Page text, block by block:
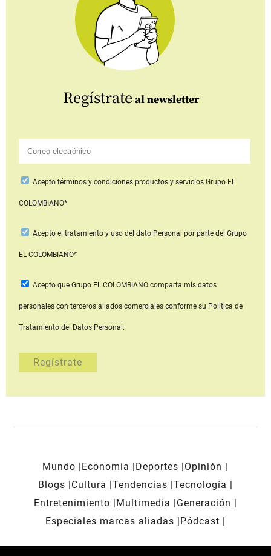
Regístrate al newsletter
Aceptotérminos y condiciones productos y serviciosGrupo EL
COLOMBIANO*
Acepto el tratamiento y uso del dato Personal por parte del Grupo
EL COLOMBIANO*
Acepto que Grupo EL COLOMBIANOcomparta mis datos
personales con terceros aliados comerciales conforme su Política de
Tratamiento del Datos Personal.
Mundo Economía Deportes
Opinión
Blogs
Cultura Tendencias Tecnología
Entretenimiento
Multimedia
Generación
Especiales marcas aliadas
Pódcast